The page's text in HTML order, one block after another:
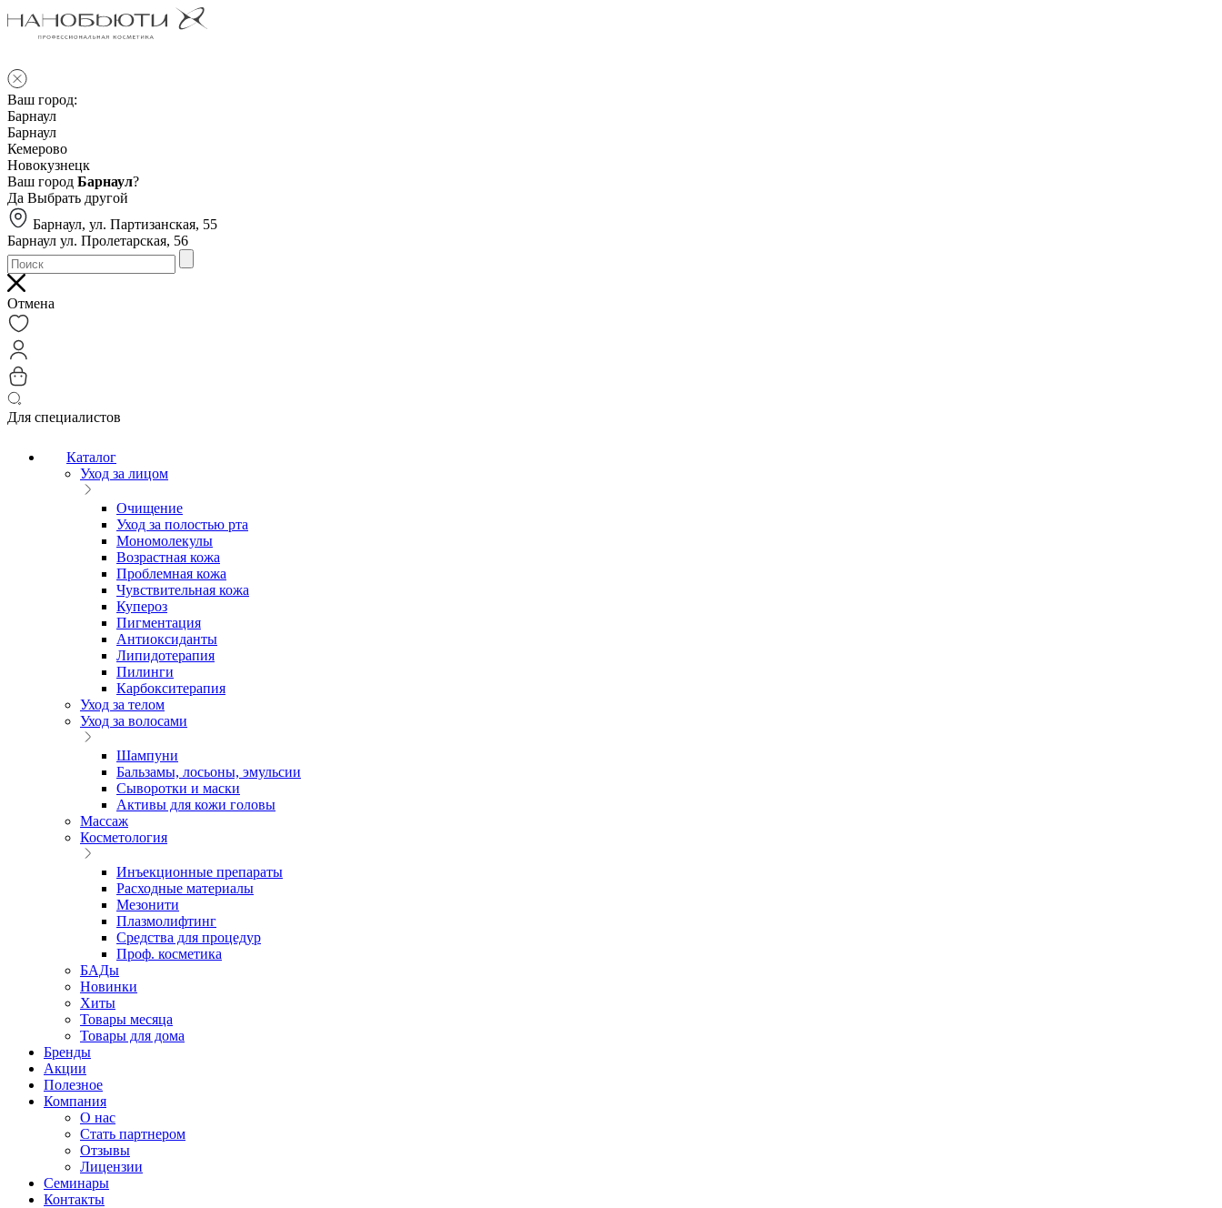
Ваш город:
Барнаул
Барнаул
Кемерово
Новокузнецк
Ваш город Барнаул?
Да Выбрать другой
Барнаул, ул. Партизанская, 55
Барнаул ул. Пролетарская, 56
Отмена
Для специалистов
Каталог
Уход за лицом
Очищение
Уход за полостью рта
Мономолекулы
Возрастная кожа
Проблемная кожа
Чувствительная кожа
Купероз
Пигментация
Антиоксиданты
Липидотерапия
Пилинги
Карбокситерапия
Уход за телом
Уход за волосами
Шампуни
Бальзамы, лосьоны, эмульсии
Сыворотки и маски
Активы для кожи головы
Массаж
Косметология
Инъекционные препараты
Расходные материалы
Мезонити
Плазмолифтинг
Средства для процедур
Проф. косметика
БАДы
Новинки
Хиты
Товары месяца
Товары для дома
Бренды
Акции
Полезное
Компания
О нас
Стать партнером
Отзывы
Лицензии
Семинары
Контакты